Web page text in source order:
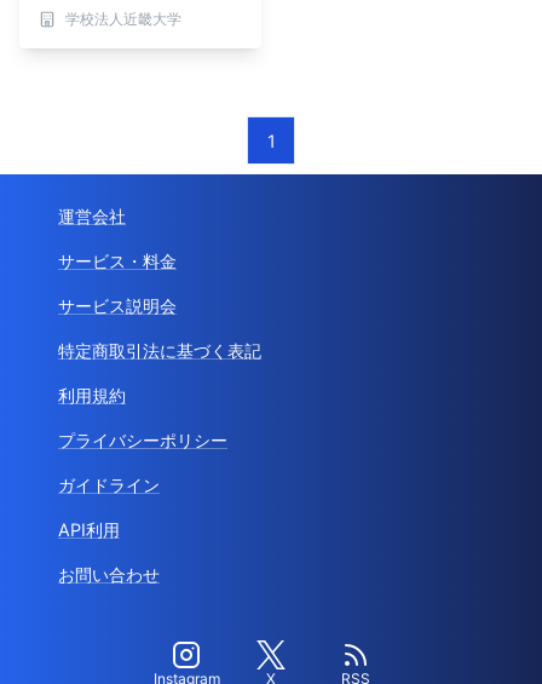
学校法人近畿大学
1
運営会社
サービス・料金
サービス説明会
特定商取引法に基づく表記
利用規約
プライバシーポリシー
ガイドライン
API利用
お問い合わせ
Instagram X RSS